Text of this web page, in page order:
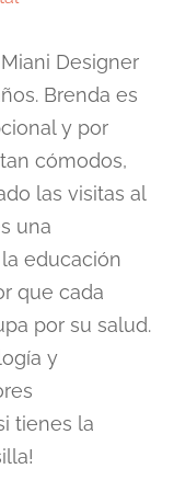
Designer
Brenda es
y por
cómodos,
las visitas al
una
educación
que cada
por su salud.
y
tienes la